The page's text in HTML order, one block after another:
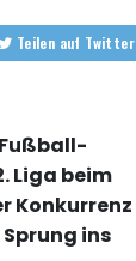
Teilen auf Twitter
Liga beim
Konkurrenz
ins